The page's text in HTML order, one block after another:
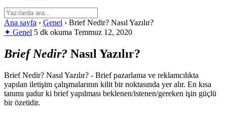
Ana sayfa › Genel › Brief Nedir? Nasıl Yazılır?
✦ Genel 5 dk okuma Temmuz 12, 2020
Brief Nedir? Nasıl Yazılır?
Brief Nedir? Nasıl Yazılır? - Brief pazarlama ve reklamcılıkta
yapılan iletişim çalışmalarının kilit bir noktasında yer alır. En kısa
tanımı şudur ki brief yapılması beklenen/istenen/gereken işin güçlü
bir özetidir.